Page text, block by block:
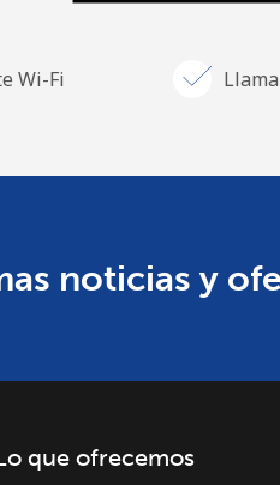
Wi-Fi
noticias y
que ofrecemos